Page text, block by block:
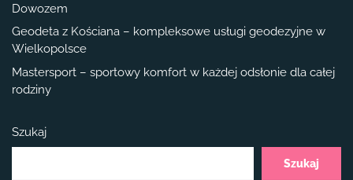
Dowozem
Geodeta z Kościana – kompleksowe usługi geodezyjne w
Wielkopolsce
Mastersport – sportowy komfort w każdej odsłonie dla całej
rodziny
Szukaj
Szukaj